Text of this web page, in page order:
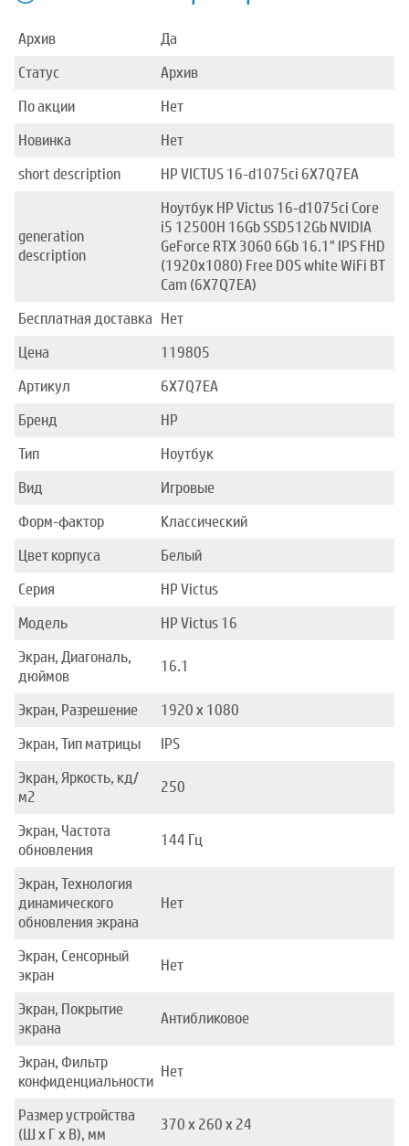
Архив
Да
Статус
Архив
По акции
Нет
Новинка
Нет
short description
HP VICTUS 16-d1075ci 6X7Q7EA
generation
description
Ноутбук HP Victus 16-d1075ci Core
i5 12500H 16Gb SSD512Gb NVIDIA
GeForce RTX 3060 6Gb 16.1" IPS FHD
(1920x1080) Free DOS white WiFi BT
Cam (6X7Q7EA)
Бесплатная доставка Нет
Цена
119805
Артикул
6X7Q7EA
Бренд
HP
Тип
Ноутбук
Вид
Игровые
Форм-фактор
Классический
Цвет корпуса
Белый
Серия
HP Victus
Модель
HP Victus 16
Экран, Диагональ,
дюймов
16.1
Экран, Разрешение
1920 x 1080
Экран, Тип матрицы
IPS
Экран, Яркость, кд/
м2
250
Экран, Частота
обновления
144 Гц
Экран, Технология
динамического
обновления экрана
Нет
Экран, Сенсорный
экран
Нет
Экран, Покрытие
экрана
Антибликовое
Экран, Фильтр
конфиденциальности
Нет
Размер устройства
(Ш x Г x В), мм
370 x 260 x 24